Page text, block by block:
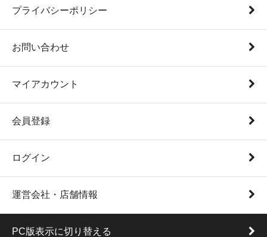
プライバシーポリシー
お問い合わせ
マイアカウント
会員登録
ログイン
運営会社・店舗情報
PC版表示に切り替える